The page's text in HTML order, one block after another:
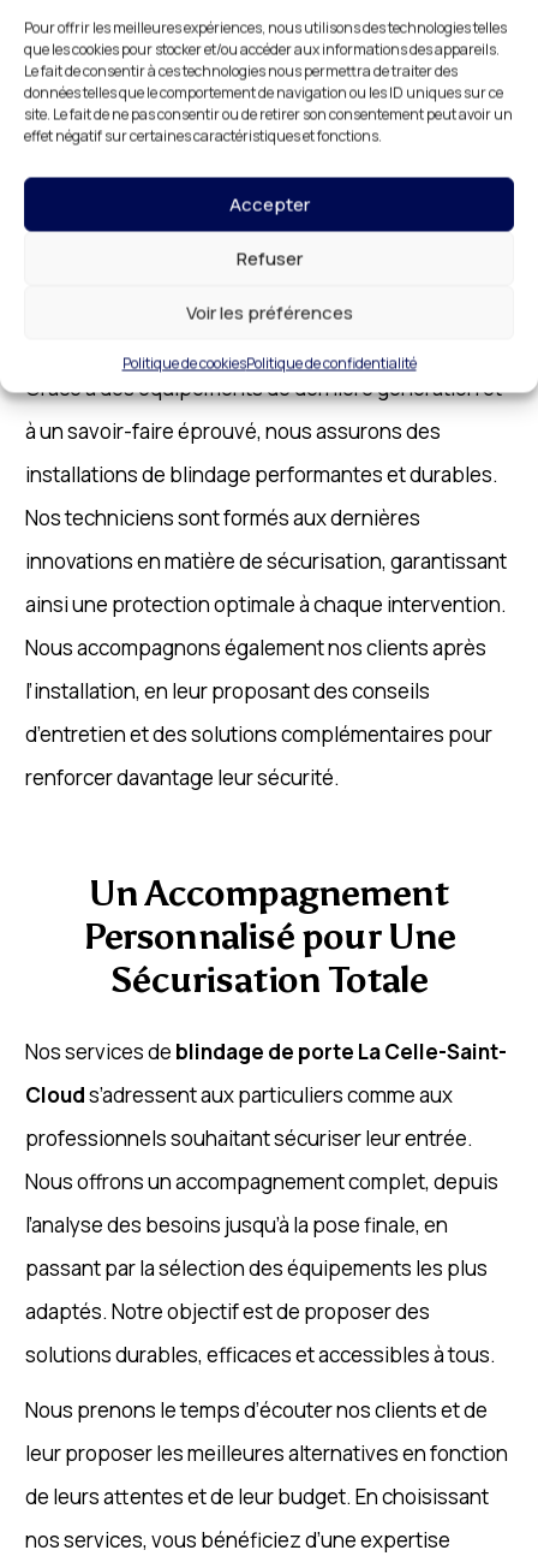
Pour offrir les meilleures expériences, nous utilisons des technologies telles
que les cookies pour stocker et/ou accéder aux informations des appareils.
Le fait de consentir à ces technologies nous permettra de traiter des
données telles que le comportement de navigation ou les ID uniques sur ce
site. Le fait de ne pas consentir ou de retirer son consentement peut avoir un
effet négatif sur certaines caractéristiques et fonctions.
Accepter
Refuser
Voir les préférences
Politique de cookiesPolitique de confidentialité
Notreentreprise de blindage de porte La Celle-
Saint-Cloudmet un point d’honneur à assurer des
interventions rapides et efficaces. Nous
immédiate, c’est pourquoi nous garantissons des
une prise en charge rapide de chaque demande.
Grâce à des équipements de dernière génération et
à un savoir-faire éprouvé, nous assurons des
installations de blindage performantes et durables.
Nos techniciens sont formés aux dernières
innovations en matière de sécurisation, garantissant
ainsi une protection optimale à chaque intervention.
Nous accompagnons également nos clients après
l’installation, en leur proposant des conseils
d’entretien et des solutions complémentaires pour
renforcer davantage leur sécurité.
Un Accompagnement
Personnalisé pour Une
Sécurisation Totale
Nos services de blindage de porte La Celle-Saint-
Clouds’adressent aux particuliers comme aux
professionnels souhaitant sécuriser leur entrée.
Nous offrons un accompagnement complet, depuis
l’analyse des besoins jusqu’à la pose finale, en
passant par la sélection des équipements les plus
adaptés. Notre objectif est de proposer des
solutions durables, efficaces et accessibles à tous.
Nous prenons le temps d’écouter nos clients et de
leur proposer les meilleures alternatives en fonction
de leurs attentes et de leur budget. En choisissant
nos services, vous bénéficiez d’une expertise